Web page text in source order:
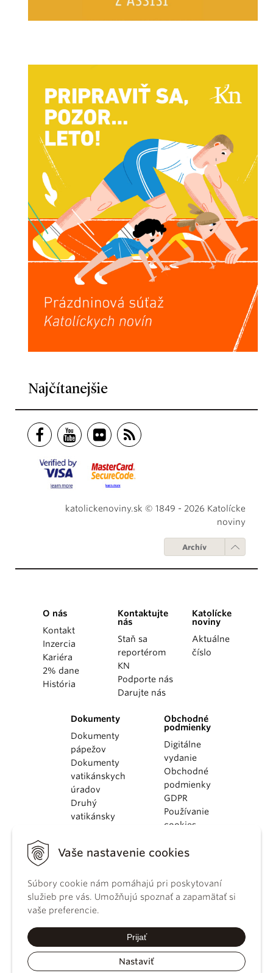
Vaše nastavenie cookies
Súbory cookie nám pomáhajú pri poskytovaní
služieb pre vás. Umožňujú spoznať a zapamätať si
vaše preferencie.
Prijať
Nastaviť
Najčítanejšie
katolickenoviny.sk © 1849 - 2026 Katolícke
noviny
Archív
O nás
Kontakt
Inzercia
Kariéra
2% dane
História
Kontaktujte
nás
Staň sa
reportérom
KN
Podporte nás
Darujte nás
Katolícke
noviny
Aktuálne
číslo
Dokumenty
Dokumenty
pápežov
Dokumenty
vatikánskych
úradov
Druhý
vatikánsky
KBS
kánonického
práva
Katechizmus
Obchodné
podmienky
Digitálne
vydanie
Obchodné
podmienky
GDPR
Používanie
cookies